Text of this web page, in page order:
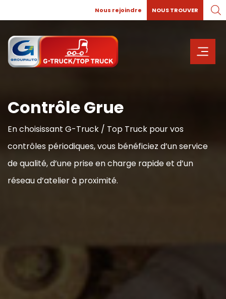
Nous rejoindre NOUS TROUVER
Contrôle Grue
En choisissant G-Truck / Top Truck pour vos
contrôles périodiques, vous bénéficiez d’un service
de qualité, d’une prise en charge rapide et d’un
réseau d’atelier à proximité.